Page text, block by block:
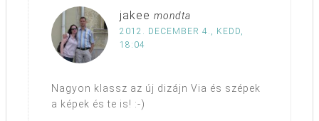
jakee mondta
2012. DECEMBER 4., KEDD,
18:04
Nagyon klassz az új dizájn Via és szépek
a képek és te is! :-)